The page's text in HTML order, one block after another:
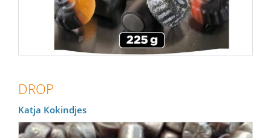
DROP
Katja Kokindjes